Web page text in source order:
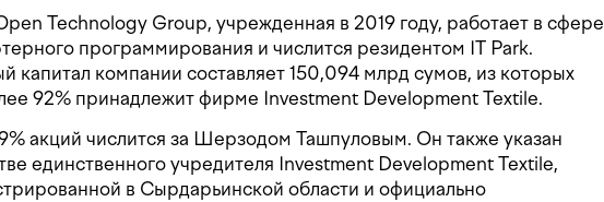
Technology Group, учрежденная в 2019 году, работает в сфере
программирования и числится резидентом IT Park.
капитал компании составляет 150,094 млрд сумов, из которых
92% принадлежит фирме Investment Development Textile.
акций числится за Шерзодом Ташпуловым. Он также указан
единственного учредителя Investment Development Textile,
в Сырдарьинской области и официально